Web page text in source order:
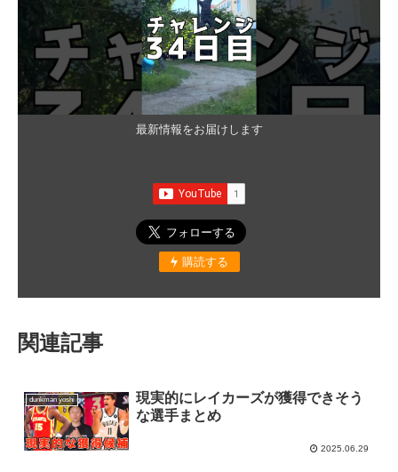
最新情報をお届けします
購読する
関連記事
dunkman yoshi
現実的にレイカーズが獲得できそう
な選手まとめ
2025.06.29